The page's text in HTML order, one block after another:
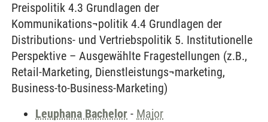
Preispolitik 4.3 Grundlagen der
Kommunikations¬politik 4.4 Grundlagen der
Distributions- und Vertriebspolitik 5. Institutionelle
Perspektive – Ausgewählte Fragestellungen (z.B.,
Retail-Marketing, Dienstleistungs¬marketing,
Business-to-Business-Marketing)
Leuphana Bachelor - Major